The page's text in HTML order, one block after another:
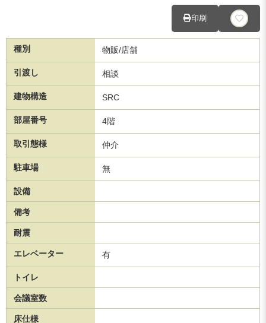
印刷
種別 物販/店舗
引渡し 相談
建物構造 SRC
部屋番号 4階
取引態様 仲介
駐車場 無
設備
備考
耐震
エレベーター 有
トイレ
会議室数
床仕様